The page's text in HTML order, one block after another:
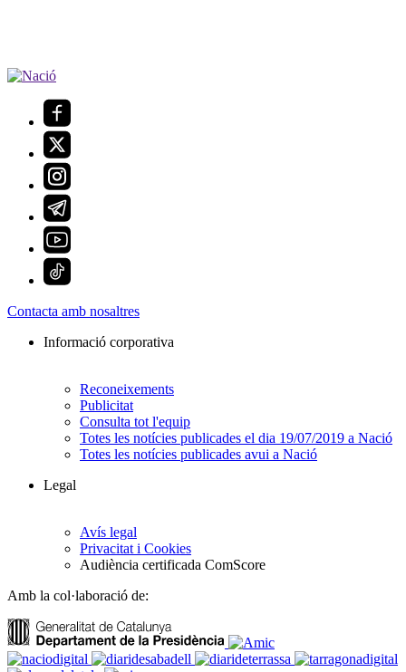
Contacta amb nosaltres
Informació corporativa
Reconeixements
Publicitat
Consulta tot l'equip
Totes les notícies publicades el dia 19/07/2019 a Nació
Totes les notícies publicades avui a Nació
Legal
Avís legal
Privacitat i Cookies
Audiència certificada ComScore
Amb la col·laboració de: